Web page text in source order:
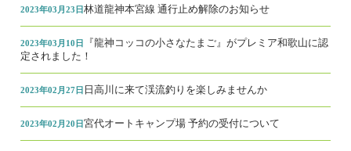
2023年03月23日林道龍神本宮線 通行止め解除のお知らせ
2023年03月10日
『龍神コッコの小さなたまご』がプレミア和歌山に認
定されました！
2023年02月27日 日高川に来て渓流釣りを楽しみませんか
2023年02月20日宮代オートキャンプ場 予約の受付について